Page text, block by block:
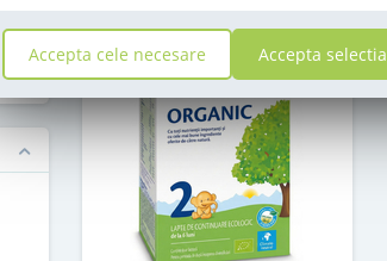
Accepta cele necesare Accepta selectia